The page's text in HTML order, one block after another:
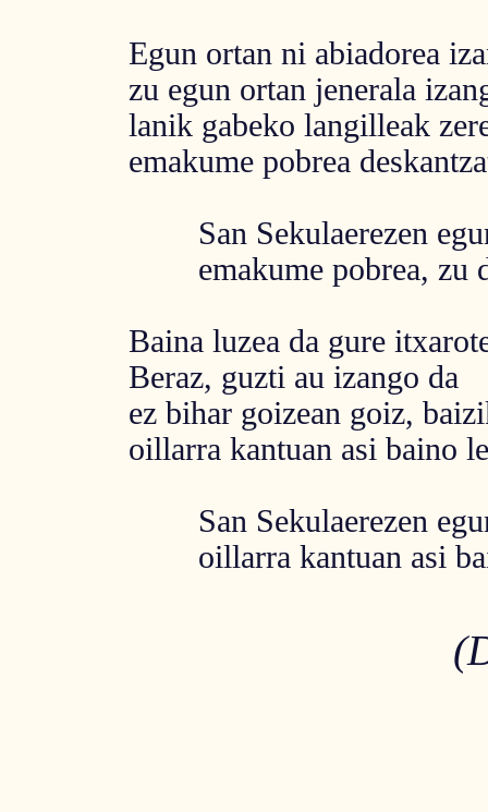
Egun ortan ni abiadorea
zu egun ortan jenerala
lanik gabeko langilleak
emakume pobrea
San Sekulaerezen
emakume pobrea, zu
Baina luzea da gure
Beraz, guzti au izango da
ez bihar goizean goiz,
oillarra kantuan asi baino
San Sekulaerezen
oillarra kantuan asi